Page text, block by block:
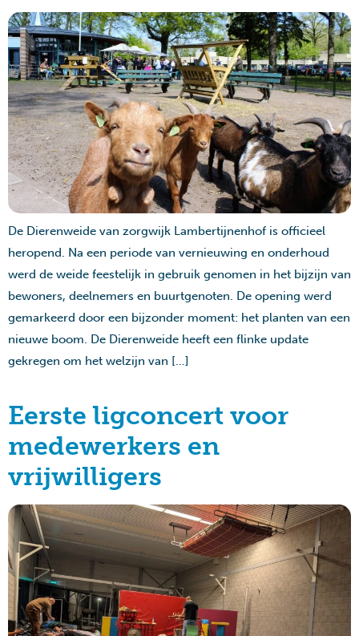
De Dierenweide van zorgwijk Lambertijnenhof is officieel
heropend. Na een periode van vernieuwing en onderhoud
werd de weide feestelijk in gebruik genomen in het bijzijn van
bewoners, deelnemers en buurtgenoten. De opening werd
gemarkeerd door een bijzonder moment: het planten van een
nieuwe boom. De Dierenweide heeft een flinke update
gekregen om het welzijn van […]
Eerste ligconcert voor
medewerkers en
vrijwilligers